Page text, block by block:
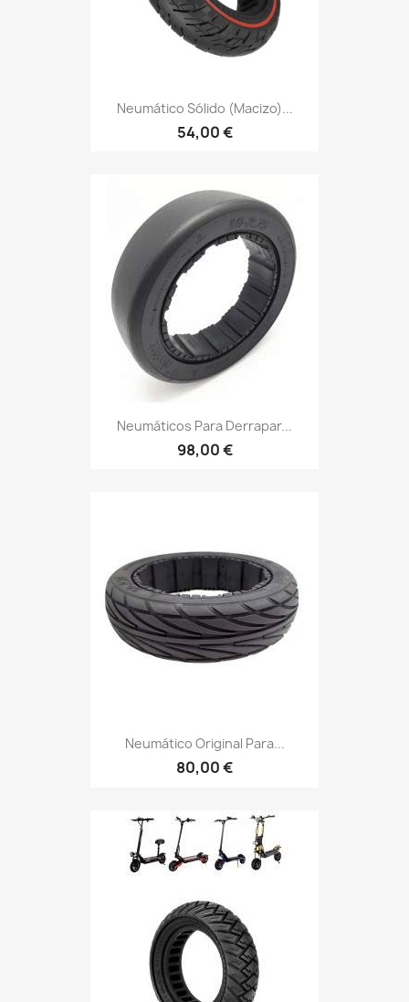
Neumático Sólido (macizo)...
54,00 €
Neumáticos Para Derrapar...
98,00 €
Neumático Original Para...
80,00 €